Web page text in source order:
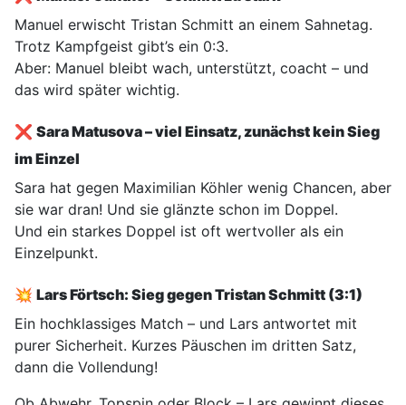
Manuel erwischt Tristan Schmitt an einem Sahnetag.
Trotz Kampfgeist gibt’s ein 0:3.
Aber: Manuel bleibt wach, unterstützt, coacht – und
das wird später wichtig.
❌ Sara Matusova – viel Einsatz, zunächst kein Sieg
im Einzel
Sara hat gegen Maximilian Köhler wenig Chancen, aber
sie war dran! Und sie glänzte schon im Doppel.
Und ein starkes Doppel ist oft wertvoller als ein
Einzelpunkt.
💥 Lars Förtsch: Sieg gegen Tristan Schmitt (3:1)
Ein hochklassiges Match – und Lars antwortet mit
purer Sicherheit. Kurzes Päuschen im dritten Satz,
dann die Vollendung!